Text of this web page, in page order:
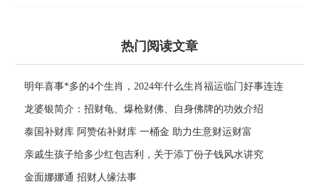
热门阅读文章
明年喜事*多的4个生肖，2024年什么生肖福运临门好事连连
龙婆银简介：招财龟、爆枪财佛、自身佛牌的功效介绍
泰国补财库 阿赞佑补财库 一桶金 助力生意财运财富
亲戚生孩子给多少红包吉利，关于添丁份子钱风水讲究
金面娜娜通 招财人缘法事